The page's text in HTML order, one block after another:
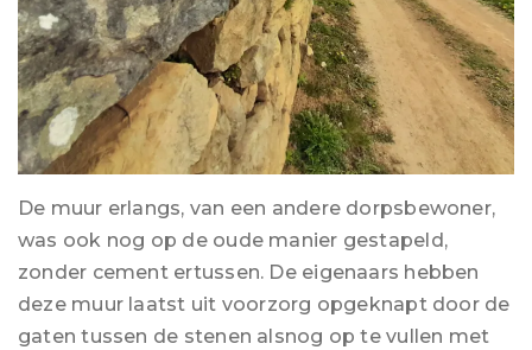
De muur erlangs, van een andere dorpsbewoner,
was ook nog op de oude manier gestapeld,
zonder cement ertussen. De eigenaars hebben
deze muur laatst uit voorzorg opgeknapt door de
gaten tussen de stenen alsnog op te vullen met